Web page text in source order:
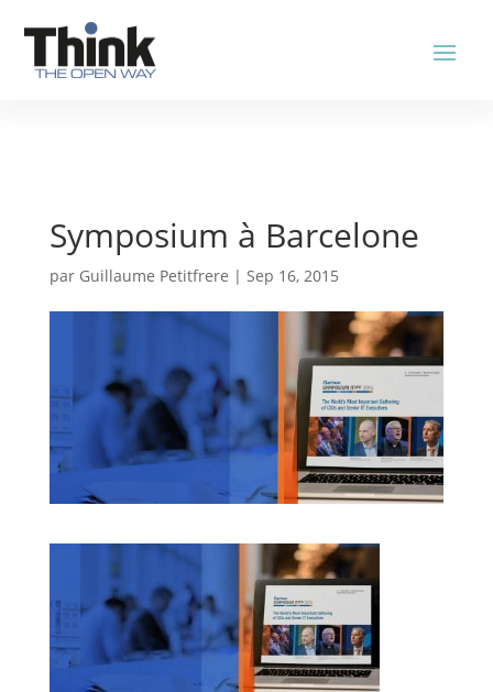
Symposium à Barcelone
par Guillaume Petitfrere | Sep 16, 2015